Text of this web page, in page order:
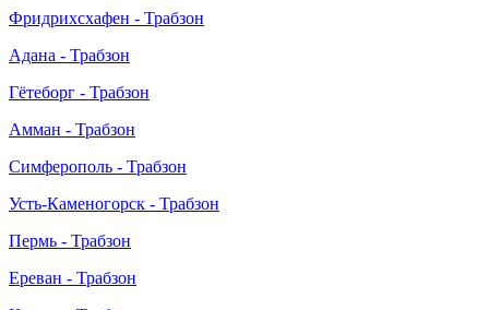
Фридрихсхафен - Трабзон
Адана - Трабзон
Гётеборг - Трабзон
Амман - Трабзон
Симферополь - Трабзон
Усть-Каменогорск - Трабзон
Пермь - Трабзон
Ереван - Трабзон